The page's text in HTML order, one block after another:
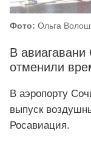
Фото: Ольга
В авиагавани
отменили
В аэропорту
выпуск
Росавиация.